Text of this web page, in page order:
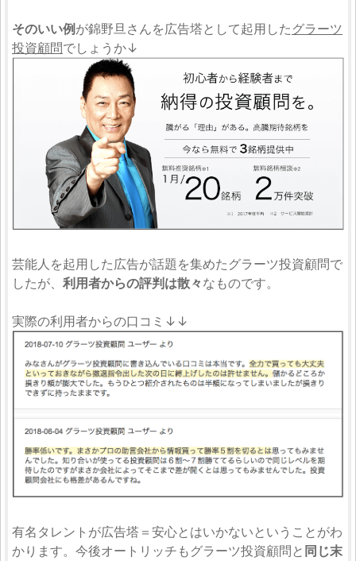
そのいい例が錦野旦さんを広告塔として起用した グラーツ
投資顧問でしょうか↓
芸能人を起用した広告が話題を集めたグラーツ投資顧問で
したが、 利用者からの評判は散々 なものです。
実際の利用者からの口コミ↓↓
有名タレントが広告塔＝安心とはいかないということがわ
かります。今後オートリッチもグラーツ投資顧問と 同じ末